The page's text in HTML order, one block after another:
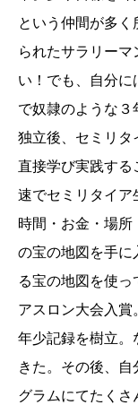
という仲間が多
られたサラリー
い！でも、自分に
で奴隷のような３
独立後、セミリタ
直接学び実践する
速でセミリタイア
時間・お金・場所
の宝の地図を手に
る宝の地図を使っ
アスロン大会入
年少記録を樹立。
きた。その後、自
グラムにてたく